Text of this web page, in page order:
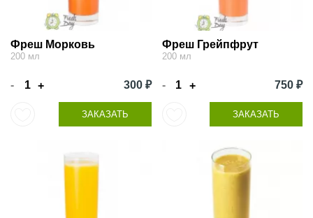
Фреш Морковь
200 мл
- + 300 ₽
ЗАКАЗАТЬ
Фреш Грейпфрут
200 мл
- + 750 ₽
ЗАКАЗАТЬ